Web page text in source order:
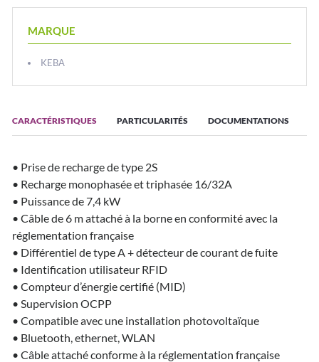
CARACTÉRISTIQUES PARTICULARITÉS DOCUMENTATIONS
• Prise de recharge de type 2S
• Recharge monophasée et triphasée 16/32A
• Puissance de 7,4 kW
• Câble de 6 m attaché à la borne en conformité avec la
réglementation française
• Différentiel de type A + détecteur de courant de fuite
• Identification utilisateur RFID
• Compteur d’énergie certifié (MID)
• Supervision OCPP
• Compatible avec une installation photovoltaïque
• Bluetooth, ethernet, WLAN
• Câble attaché conforme à la réglementation française
MARQUE
KEBA